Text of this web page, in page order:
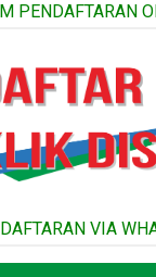
PENDAFTARAN
VIA